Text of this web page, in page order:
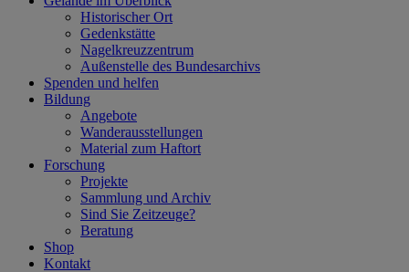
Historischer Ort
Gedenkstätte
Nagelkreuzzentrum
Außenstelle des Bundesarchivs
Spenden und helfen
Bildung
Angebote
Wanderausstellungen
Material zum Haftort
Forschung
Projekte
Sammlung und Archiv
Sind Sie Zeitzeuge?
Beratung
Shop
Kontakt